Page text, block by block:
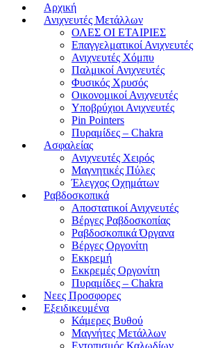
Αρχική
Ανιχνευτές Μετάλλων
ΟΛΕΣ ΟΙ ΕΤΑΙΡΙΕΣ
Επαγγελματικοί Ανιχνευτές
Ανιχνευτές Χόμπυ
Παλμικοί Ανιχνευτές
Φυσικός Χρυσός
Οικονομικοί Ανιχνευτές
Υποβρύχιοι Ανιχνευτές
Pin Pointers
Πυραμίδες – Chakra
Ασφαλείας
Ανιχνευτές Χειρός
Μαγνητικές Πύλες
Έλεγχος Οχημάτων
Ραβδοσκοπικά
Αποστατικοί Ανιχνευτές
Βέργες Ραβδοσκοπίας
Ραβδοσκοπικά Όργανα
Βέργες Οργονίτη
Εκκρεμή
Εκκρεμές Οργονίτη
Πυραμίδες – Chakra
Νεες Προσφορες
Εξειδικευμένα
Κάμερες Βυθού
Μαγνήτες Μετάλλων
Εντοπισμός Καλωδίων